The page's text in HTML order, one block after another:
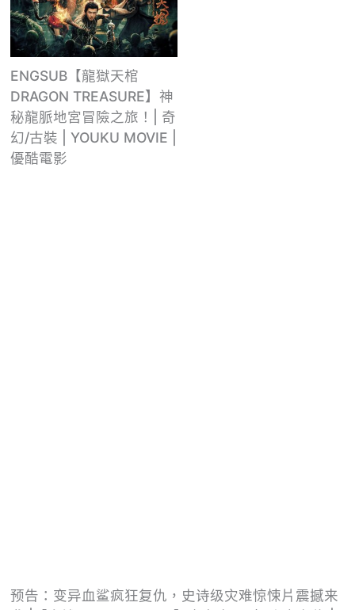
ENGSUB【龍獄天棺
DRAGON TREASURE】神
秘龍脈地宮冒險之旅！| 奇
幻/古裝 | YOUKU MOVIE |
優酷電影
预告：变异血鲨疯狂复仇，史诗级灾难惊悚片震撼来